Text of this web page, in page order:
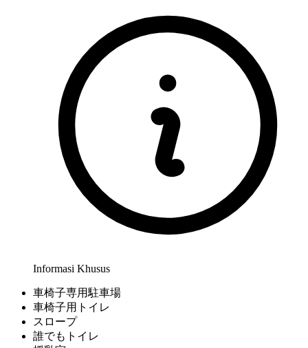
Informasi Khusus
車椅子専用駐車場
車椅子用トイレ
スロープ
誰でもトイレ